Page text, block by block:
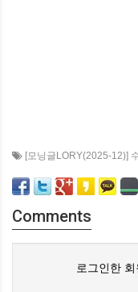
[모닝글LORY(2025-12)]
Comments
로그인한